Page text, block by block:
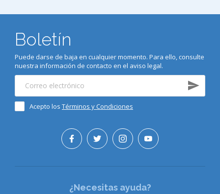
Boletín
Puede darse de baja en cualquier momento. Para ello, consulte
nuestra información de contacto en el aviso legal.
Acepto los Términos y Condiciones
¿Necesitas ayuda?